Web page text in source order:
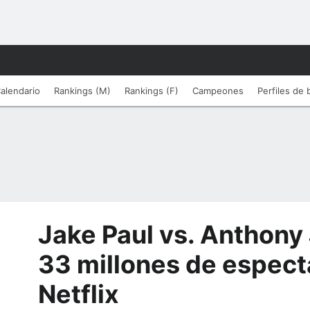
Rankings (M) Rankings (F) Campeones Perfiles de
Jake Paul vs.
33 millones de
Netflix